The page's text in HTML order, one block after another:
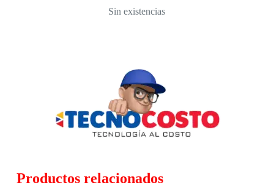
Sin existencias
Productos relacionados